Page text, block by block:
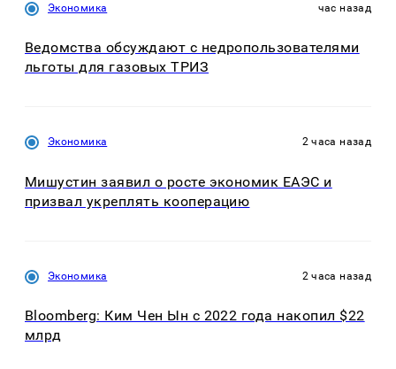
Экономика час назад
Ведомства обсуждают с недропользователями
льготы для газовых ТРИЗ
Экономика 2 часа назад
Мишустин заявил о росте экономик ЕАЭС и
призвал укреплять кооперацию
Экономика 2 часа назад
Bloomberg: Ким Чен Ын с 2022 года накопил $22
млрд